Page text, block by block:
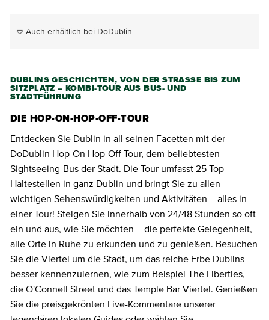
Auch erhältlich bei DoDublin
DUBLINS GESCHICHTEN, VON DER STRASSE BIS ZUM S
ITZPLATZ – KOMBI-TOUR AUS BUS- UND S
TADTFÜHRUNG
DIE HOP-ON-HOP-OFF-TOUR
Entdecken Sie Dublin in all seinen Facetten mit der
DoDublin Hop-On Hop-Off Tour, dem beliebtesten
Sightseeing-Bus der Stadt. Die Tour umfasst 25 Top-
Haltestellen in ganz Dublin und bringt Sie zu allen
wichtigen Sehenswürdigkeiten und Aktivitäten – alles in
einer Tour! Steigen Sie innerhalb von 24/48 Stunden so oft
ein und aus, wie Sie möchten – die perfekte Gelegenheit,
alle Orte in Ruhe zu erkunden und zu genießen. Besuchen
Sie die Viertel um die Stadt, um das reiche Erbe Dublins
besser kennenzulernen, wie zum Beispiel The Liberties,
die O'Connell Street und das Temple Bar Viertel. Genießen
Sie die preisgekrönten Live-Kommentare unserer